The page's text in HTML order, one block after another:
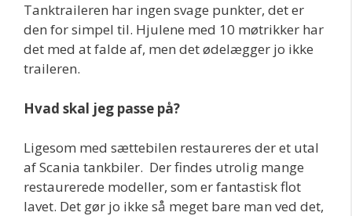
Tanktraileren har ingen svage punkter, det er
den for simpel til. Hjulene med 10 møtrikker har
det med at falde af, men det ødelægger jo ikke
traileren.
Hvad skal jeg passe på?
Ligesom med sættebilen restaureres der et utal
af Scania tankbiler. Der findes utrolig mange
restaurerede modeller, som er fantastisk flot
lavet. Det gør jo ikke så meget bare man ved det,